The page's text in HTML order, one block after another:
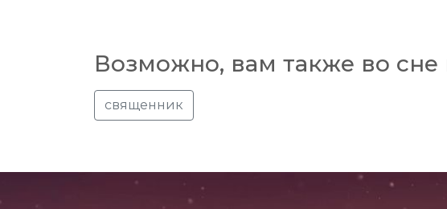
Возможно, вам также во сне
священник